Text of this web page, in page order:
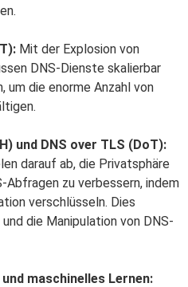
Mit der Explosion von
DNS-Dienste skalierbar
um die enorme Anzahl von
und DNS over TLS (DoT):
darauf ab, die Privatsphäre
Abfragen zu verbessern, indem
verschlüsseln. Dies
die Manipulation von DNS-
maschinelles Lernen: